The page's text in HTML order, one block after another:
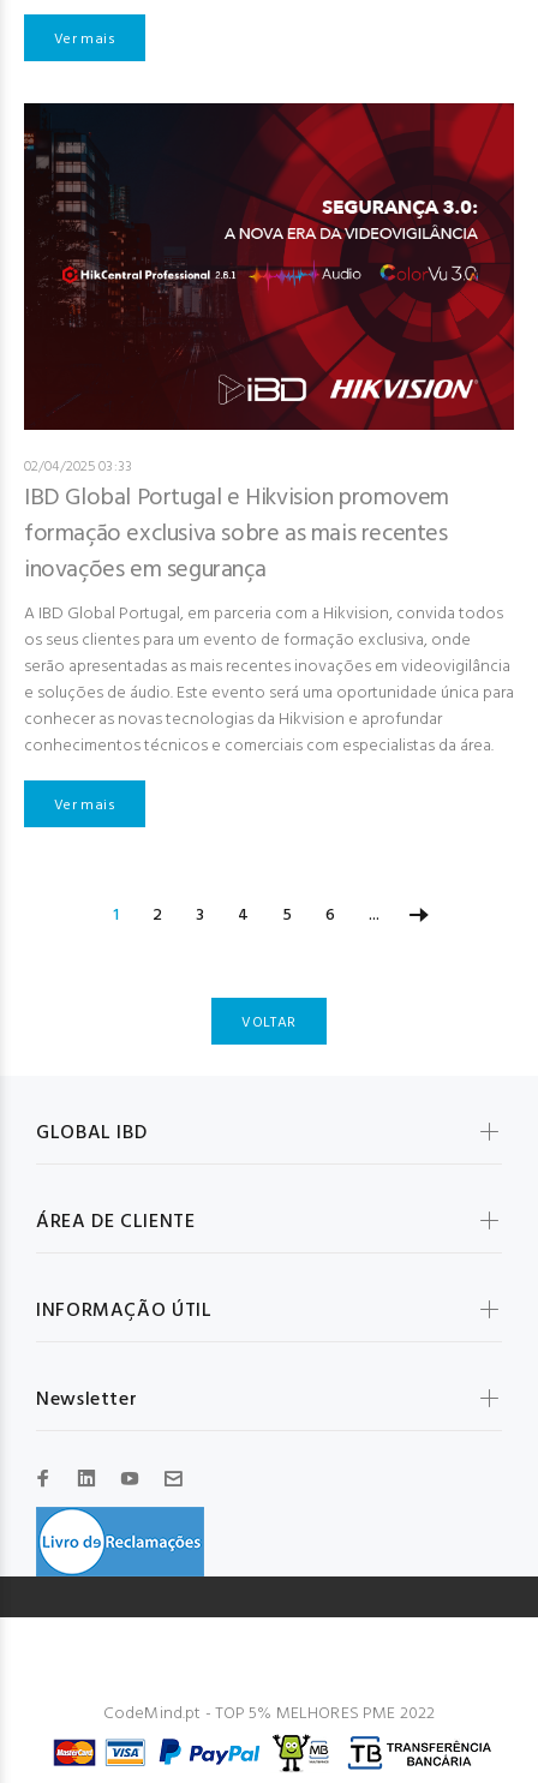
Ver mais
02/04/2025 03:33
IBD Global Portugal e Hikvision promovem
formação exclusiva sobre as mais recentes
inovações em segurança
A IBD Global Portugal, em parceria com a Hikvision, convida todos
os seus clientes para um evento de formação exclusiva, onde
serão apresentadas as mais recentes inovações em videovigilância
e soluções de áudio. Este evento será uma oportunidade única para
conhecer as novas tecnologias da Hikvision e aprofundar
conhecimentos técnicos e comerciais com especialistas da área.
Ver mais
1 2 3 4 5 6 ...
VOLTAR
GLOBAL IBD
ÁREA DE CLIENTE
INFORMAÇÃO ÚTIL
Newsletter
CodeMind.pt - TOP 5% MELHORES PME 2022